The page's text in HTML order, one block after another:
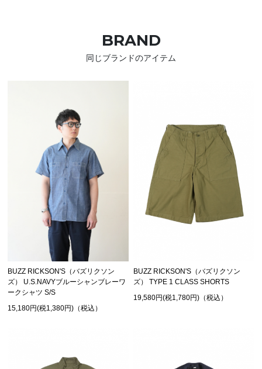
BRAND
同じブランドのアイテム
BUZZ RICKSON'S（バズリクソン
ズ） U.S.NAVYブルーシャンブレーワ
ークシャツ S/S
15,180円(税1,380円)（税込）
BUZZ RICKSON'S（バズリクソン
ズ） TYPE 1 CLASS SHORTS
19,580円(税1,780円)（税込）